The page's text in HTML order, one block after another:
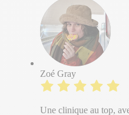
Zoé Gray
Une clinique au top,